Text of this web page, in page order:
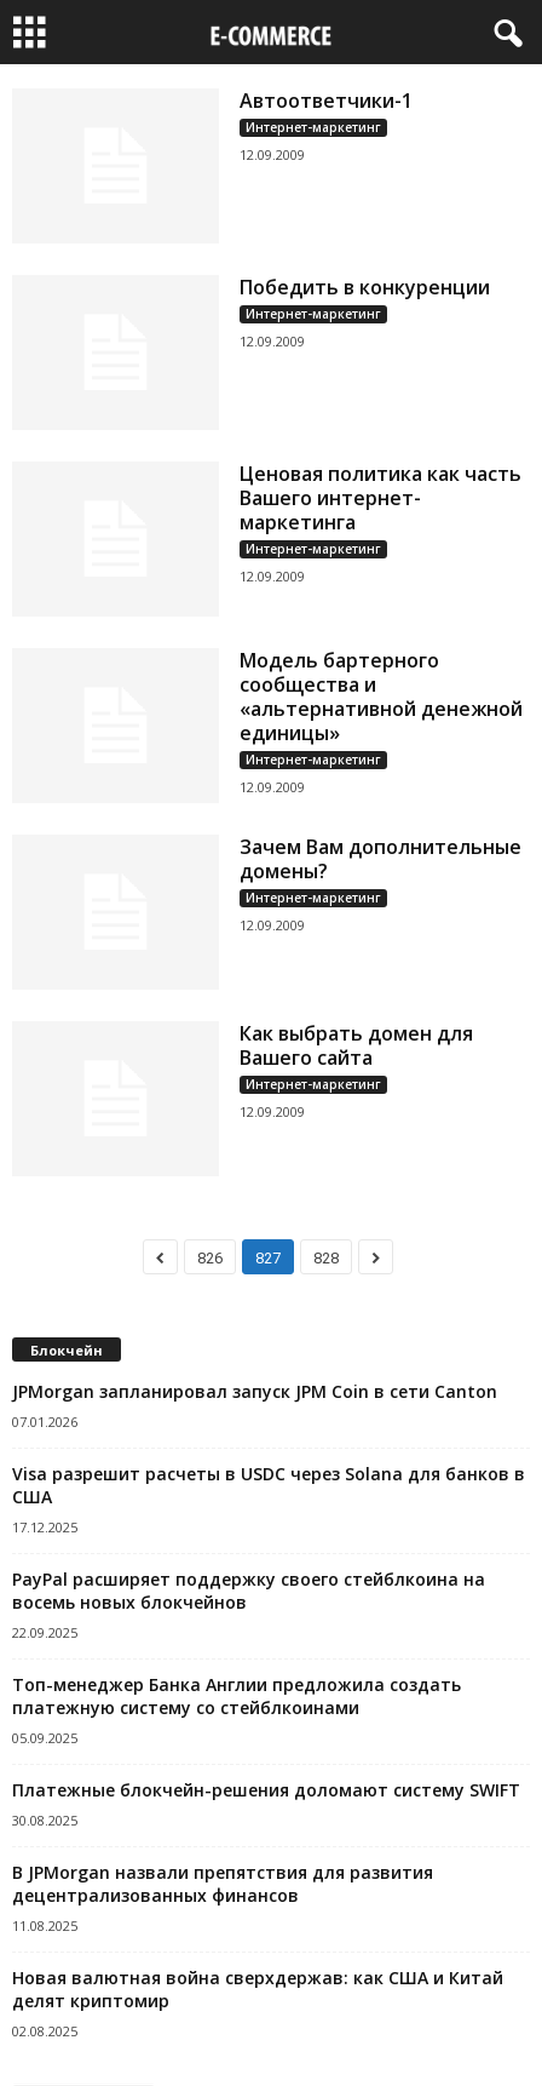
Автоответчики-1
Интернет-маркетинг
12.09.2009
Победить в конкуренции
Интернет-маркетинг
12.09.2009
Ценовая политика как часть
Вашего интернет-
маркетинга
Интернет-маркетинг
12.09.2009
Модель бартерного
сообщества и
«альтернативной денежной
единицы»
Интернет-маркетинг
12.09.2009
Зачем Вам дополнительные
домены?
Интернет-маркетинг
12.09.2009
Как выбрать домен для
Вашего сайта
Интернет-маркетинг
12.09.2009
826 827 828
Блокчейн
JPMorgan запланировал запуск JPM Coin в сети Canton
07.01.2026
Visa разрешит расчеты в USDC через Solana для банков в
США
17.12.2025
PayPal расширяет поддержку своего стейблкоина на
восемь новых блокчейнов
22.09.2025
Топ-менеджер Банка Англии предложила создать
платежную систему со стейблкоинами
05.09.2025
Платежные блокчейн-решения доломают систему SWIFT
30.08.2025
В JPMorgan назвали препятствия для развития
децентрализованных финансов
11.08.2025
Новая валютная война сверхдержав: как США и Китай
делят криптомир
02.08.2025